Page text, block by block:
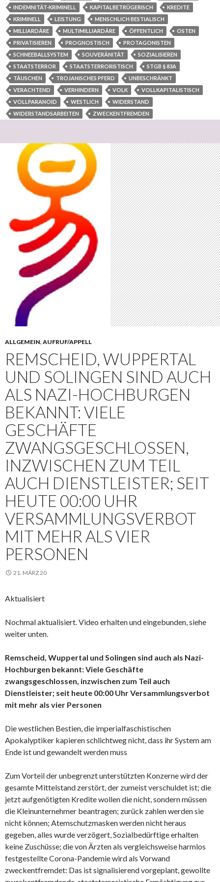
INDEMNITÄT-KRIMINELL
KAPITALBETRÜGERISCH
KREDITE
KRIMINELL
LEISTUNG
MENSCHLICH BESTIALISCH
MILLIARDÄRE
MULTIMILLIARDÄRE ÖFFENTLICH
OSTEN
PRIVATISIEREN
PROGNOSTISCH
PROTAGONISTEN
SCHNEEBALLSYSTEM
SOUVERÄNITÄT
SOZIALISIEREN
STAATSTERROR
STAATSTERRORISTISCH
STGB § 83A
TÄUSCHEN
TROJANISCHES PFERD
UNBESCHRÄNKT
VERACHTEND
VERHINDERN VOLK
VOLLKAPITALISTISCH
VOLLPARANOID
WESTLICH
WIDERSTAND
WIDERSTANDSARBEITEN
ZWECKENTFREMDEN
ALLGEMEIN, AUFRUF/APPELL
REMSCHEID, WUPPERTAL
UND SOLINGEN SIND AUCH
ALS NAZI-HOCHBURGEN
BEKANNT: VIELE
GESCHÄFTE
ZWANGSGESCHLOSSEN,
INZWISCHEN ZUM TEIL
AUCH DIENSTLEISTER; SEIT
HEUTE 00:00 UHR
VERSAMMLUNGSVERBOT
MIT MEHR ALS VIER
PERSONEN
21. MÄRZ 20
Aktualisiert
Nochmal aktualisiert. Video erhalten und eingebunden, siehe
weiter unten.
Remscheid, Wuppertal und Solingen sind auch als Nazi-
Hochburgen bekannt: Viele Geschäfte
zwangsgeschlossen, inzwischen zum Teil auch
Dienstleister; seit heute 00:00 Uhr Versammlungsverbot
mit mehr als vier Personen
Die westlichen Bestien, die imperialfaschistischen
Apokalyptiker kapieren schlichtweg nicht, dass ihr System am
Ende ist und gewandelt werden muss
Zum Vorteil der unbegrenzt unterstützten Konzerne wird der
gesamte Mittelstand zerstört, der zumeist verschuldet ist; die
jetzt aufgenötigten Kredite wollen die nicht, sondern müssen
die Kleinunternehmer beantragen; zurück zahlen werden sie
nicht können; Atemschutzmasken werden nicht heraus
gegeben, alles wurde verzögert, Sozialbedürftige erhalten
keine Zuschüsse; die von Ärzten als vergleichsweise harmlos
festgestellte Corona-Pandemie wird als Vorwand
zweckentfremdet: Das ist signalisierend vorgeplant, gewollte